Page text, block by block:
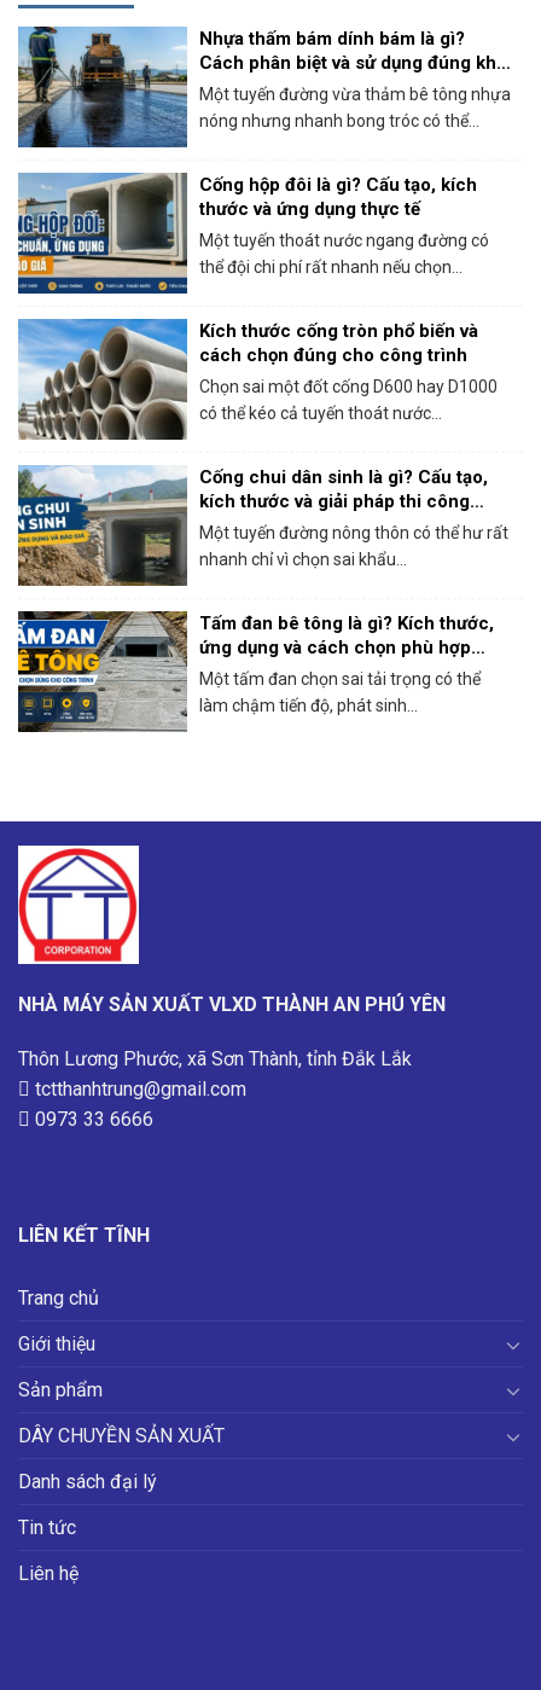
Nhựa thấm bám dính bám là gì?
Cách phân biệt và sử dụng đúng khi
thi công bê tông nhựa
Một tuyến đường vừa thảm bê tông nhựa
nóng nhưng nhanh bong tróc có thể...
Cống hộp đôi là gì? Cấu tạo, kích
thước và ứng dụng thực tế
Một tuyến thoát nước ngang đường có
thể đội chi phí rất nhanh nếu chọn...
Kích thước cống tròn phổ biến và
cách chọn đúng cho công trình
Chọn sai một đốt cống D600 hay D1000
có thể kéo cả tuyến thoát nước...
Cống chui dân sinh là gì? Cấu tạo,
kích thước và giải pháp thi công
thực tế
Một tuyến đường nông thôn có thể hư rất
nhanh chỉ vì chọn sai khẩu...
Tấm đan bê tông là gì? Kích thước,
ứng dụng và cách chọn phù hợp
công trình
Một tấm đan chọn sai tải trọng có thể
làm chậm tiến độ, phát sinh...
NHÀ MÁY SẢN XUẤT VLXD THÀNH AN PHÚ YÊN
Thôn Lương Phước, xã Sơn Thành, tỉnh Đắk Lắk
tctthanhtrung@gmail.com
0973 33 6666
LIÊN KẾT TĨNH
Trang chủ
Giới thiệu
Sản phẩm
DÂY CHUYỀN SẢN XUẤT
Danh sách đại lý
Tin tức
Liên hệ